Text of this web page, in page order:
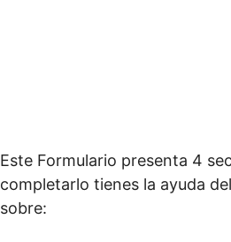
Este Formulario presenta 4
completarlo tienes la ayuda
sobre: